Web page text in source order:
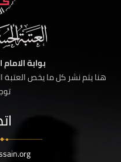
بوابة
هنا يتم نشر كل ما يخص العتبة